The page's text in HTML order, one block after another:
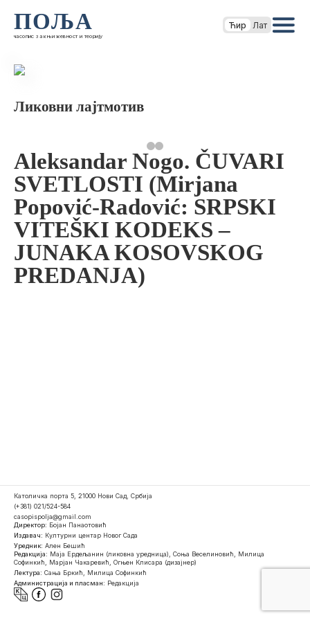
ПОЉА
часопис за књижевност и теорију
Ћир Лат
Ликовни лајтмотив
Aleksandar Nogo. ČUVARI
SVETLOSTI (Mirjana
Popović-Radović: SRPSKI
VITEŠKI KODEKS –
JUNAKA KOSOVSKOG
PREDANJA)
Католичка порта 5, 21000 Нови Сад, Србија
(+381) 021/524-584
casopispolja@gmail.com
Директор: Бојан Панаотовић
Издавач: Културни центар Новог Сада
Уредник: Ален Бешић
Редакција: Маја Ердељанин (ликовна уредница), Соња Веселиновић, Милица
Софинкић, Марјан Чакаревић, Огњен Клисара (дизајнер)
Лектура: Сања Бркић, Милица Софинкић
Администрација и пласман: Редакција